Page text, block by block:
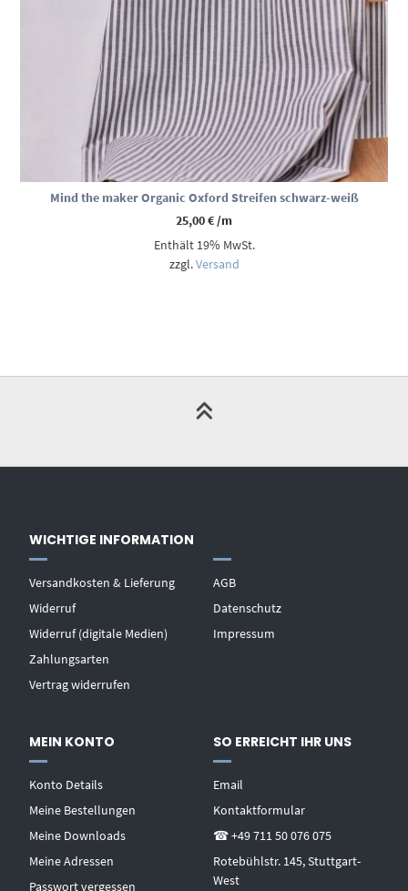
Mind the maker Organic Oxford Streifen schwarz-weiß
25,00€/m
Enthält 19% MwSt.
zzgl.Versand
WICHTIGE INFORMATION
Versandkosten & Lieferung
Widerruf
Widerruf (digitale Medien)
Zahlungsarten
Vertrag widerrufen
AGB
Datenschutz
Impressum
MEIN KONTO
Konto Details
Meine Bestellungen
Meine Downloads
Meine Adressen
Passwort vergessen
SO ERREICHT IHR UNS
Email
Kontaktformular
☎ +49 711 50 076 075
Rotebühlstr. 145, Stuttgart-
West